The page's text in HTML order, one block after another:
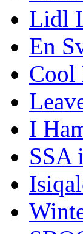
Lidl
En
Cool
I
SSA